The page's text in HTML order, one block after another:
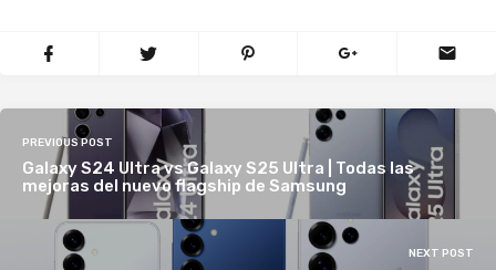
PREVIOUS POST
Galaxy S24 Ultra vs Galaxy S25 Ultra | Todas las
mejoras del nuevo flagship de Samsung
NEXT POST